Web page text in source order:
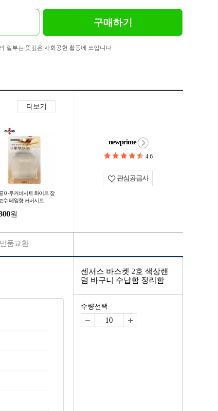
구매하기
일부는 뜻깊은 사회공헌 활동에 쓰입니다
더보기
마루커버시트 화이트 장
수 테잎형 커버시트
원
newprime
4.6
관심공급사
반품교환
센서스 바스켓 2호 색상랜
덤 바구니 수납함 정리함
수량선택